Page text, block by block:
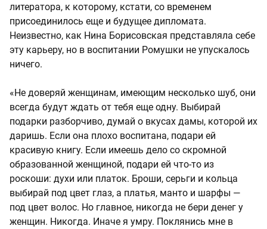
литератора, к которому, кстати, со временем
присоединилось еще и будущее дипломата.
Неизвестно, как Нина Борисовская представляла себе
эту карьеру, но в воспитании Ромушки не упускалось
ничего.
«Не доверяй женщинам, имеющим несколько шуб, они
всегда будут ждать от тебя еще одну. Выбирай
подарки разборчиво, думай о вкусах дамы, которой их
даришь. Если она плохо воспитана, подари ей
красивую книгу. Если имеешь дело со скромной
образованной женщиной, подари ей что-то из
роскоши: духи или платок. Броши, серьги и кольца
выбирай под цвет глаз, а платья, манто и шарфы —
под цвет волос. Но главное, никогда не бери денег у
женщин. Никогда. Иначе я умру. Поклянись мне в